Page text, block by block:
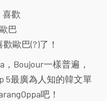
喜歡
巴
歐巴(?)了！
，Boujour一樣普遍，
5最廣為人知的韓文單
吧！